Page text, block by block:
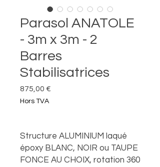
Parasol ANATOLE
- 3m x 3m - 2
Barres
Stabilisatrices
875,00 €
Hors TVA
Structure ALUMINIUM laqué
époxy BLANC, NOIR ou TAUPE
FONCE AU CHOIX, rotation 360